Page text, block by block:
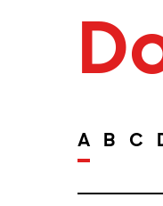
A B C